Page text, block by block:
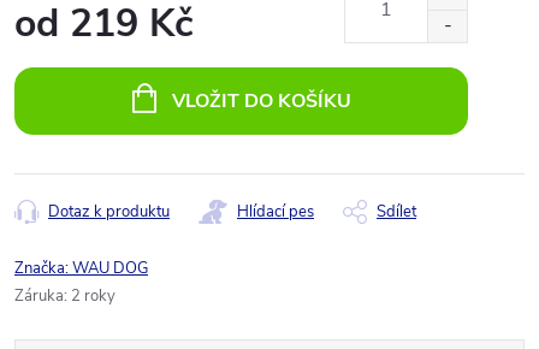
od 219 Kč
cena:
VLOŽIT DO KOŠÍKU
Dotaz k produktu Hlídací pes Sdílet
Značka:WAU DOG
Záruka: 2 roky